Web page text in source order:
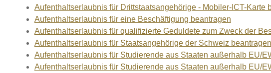
Aufenthaltserlaubnis für Drittstaatsangehörige - Mobiler-ICT-Karte
Aufenthaltserlaubnis für eine Beschäftigung beantragen
Aufenthaltserlaubnis für qualifizierte Geduldete zum Zweck der
Aufenthaltserlaubnis für Staatsangehörige der Schweiz beantragen
Aufenthaltserlaubnis für Studierende aus Staaten außerhalb EU/
Aufenthaltserlaubnis für Studierende aus Staaten außerhalb EU/